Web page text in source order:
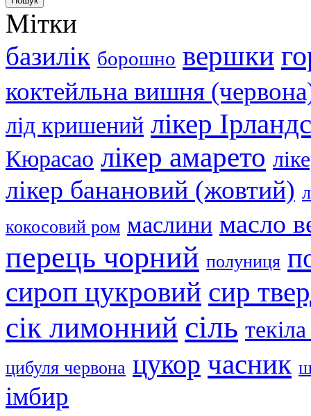
Мітки
базилік борошно вершки
коктейльна вишня
лід кришений лікер
Кюрасао лікер амарето
лікер банановий (жовтий)
кокосовий ром маслини масло
перець чорний полуниця
сироп цукровий сир
сік лимонний сіль
цибуля червона цукор часник
імбир